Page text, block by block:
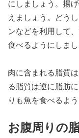
にしましょう。揚
えましょう。どう
ンなどを利用して
食べるようにしまし
肉に含まれる脂質
る脂質は逆に脂肪
りも魚を食べるよ
お腹周りの